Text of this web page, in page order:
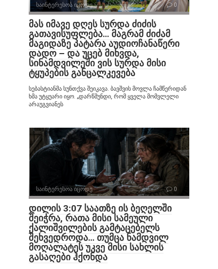
საინტერესოა იცოდე 0
მას იმავე დღეს სურდა ძიძის
გათავისუფლება… მაგრამ ძიძამ
მაგიდაზე პატარა აუდიოჩანაწერი
დადო – და უცებ მიხვდა,
სინამდვილეში ვის სურდა მისი
ტყუპების განცალკევება
სებასტიანმა სუნთქვა შეიკავა. ბავშვის მოვლა ჩამწერიდან
ხმა უტყუარი იყო. „დარწმუნდი, რომ ყველა მომვლელი
არაუგვიანეს
საინტერესოა იცოდე 0
დილის 3:07 საათზე ის ბეღელში
შეიჭრა, რათა მისი სამეული
ქალიშვილების გამტაცებელს
შეხვედროდა… თუმცა ნამდვილ
მოღალატეს უკვე მისი სახლის
გასაღები ჰქონდა